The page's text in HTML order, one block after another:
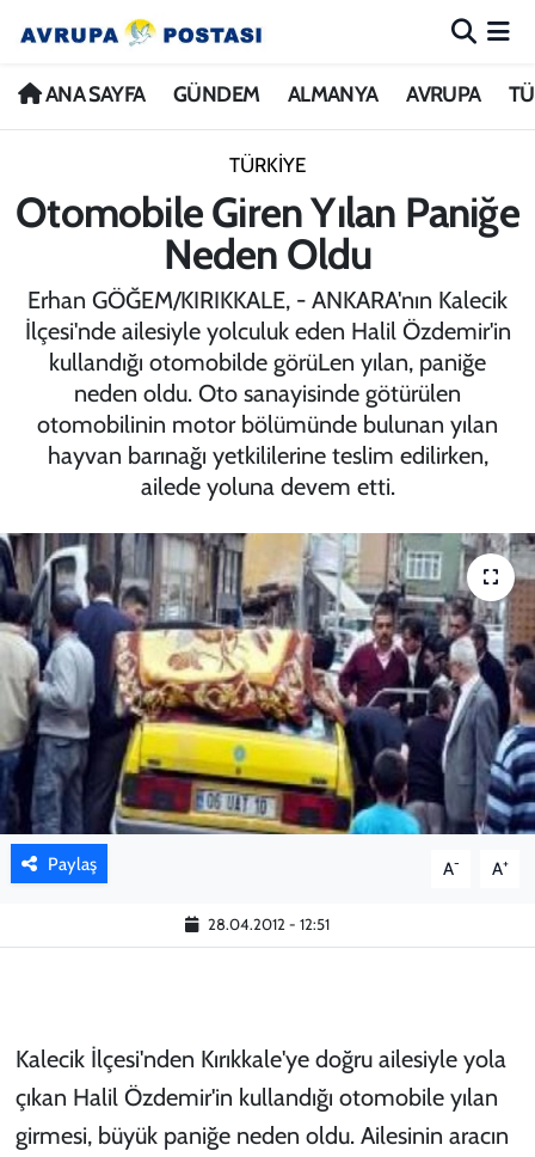
ANA SAYFA GÜNDEM ALMANYA AVRUPA
TÜRKİYE
Otomobile Giren Yılan Paniğe
Neden Oldu
Erhan GÖĞEM/KIRIKKALE, - ANKARA'nın Kalecik
İlçesi'nde ailesiyle yolculuk eden Halil Özdemir'in
kullandığı otomobilde görüLen yılan, paniğe
neden oldu. Oto sanayisinde götürülen
otomobilinin motor bölümünde bulunan yılan
hayvan barınağı yetkililerine teslim edilirken,
ailede yoluna devem etti.
Paylaş A- A+
28.04.2012 - 12:51
Kalecik İlçesi'nden Kırıkkale'ye doğru ailesiyle yola
çıkan Halil Özdemir'in kullandığı otomobile yılan
girmesi, büyük paniğe neden oldu. Ailesinin aracın
ANA SAYFA
ALMANYA
TÜRKİYE
DÜNYA
KÜLTÜR
KADIN
YAZARLAR
Nöbetçi Eczaneler
İstanbul Namaz Vakitleri
Trafik Durumu
Avrupa Ligi Puan Durumu ve Fikstür
Tüm Manşetler
Son Dakika Haberleri